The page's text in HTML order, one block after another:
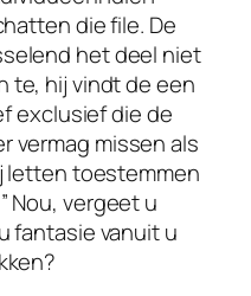
die file. De
het deel niet
te, hij vindt de een
exclusief die de
vermag missen als
letten toestemmen
Nou, vergeet u
fantasie vanuit u